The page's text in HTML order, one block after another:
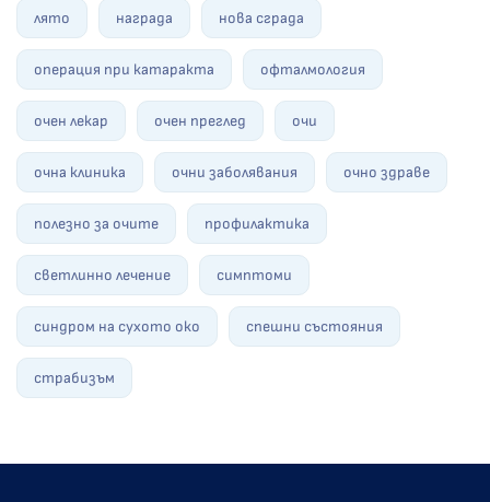
лято награда нова сграда
операция при катаракта офталмология
очен лекар очен преглед очи
очна клиника очни заболявания очно здраве
полезно за очите профилактика
светлинно лечение симптоми
синдром на сухото око спешни състояния
страбизъм